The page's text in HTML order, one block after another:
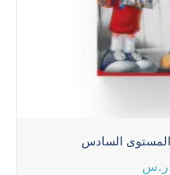
السادس
ر.س